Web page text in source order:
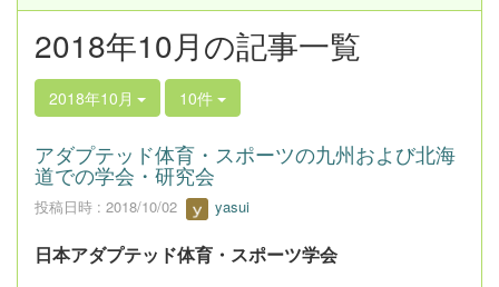
2018年10月の記事一覧
2018年10月 10件
アダプテッド体育・スポーツの九州および北海
道での学会・研究会
投稿日時 : 2018/10/02 yasui
日本アダプテッド体育・スポーツ学会